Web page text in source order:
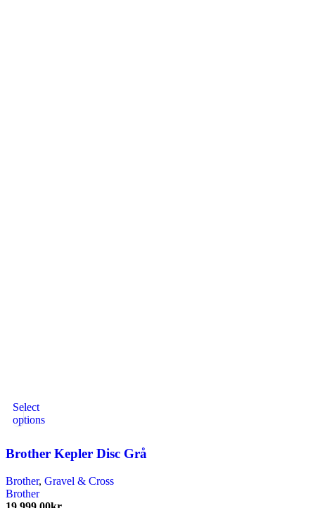
Select
options
Brother Kepler Disc Grå
Brother, Gravel & Cross
Brother